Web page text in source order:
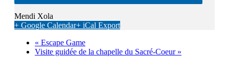
Mendi Xola
+ Google Calendar+ iCal Export
« Escape Game
Visite guidée de la chapelle du Sacré-Coeur »